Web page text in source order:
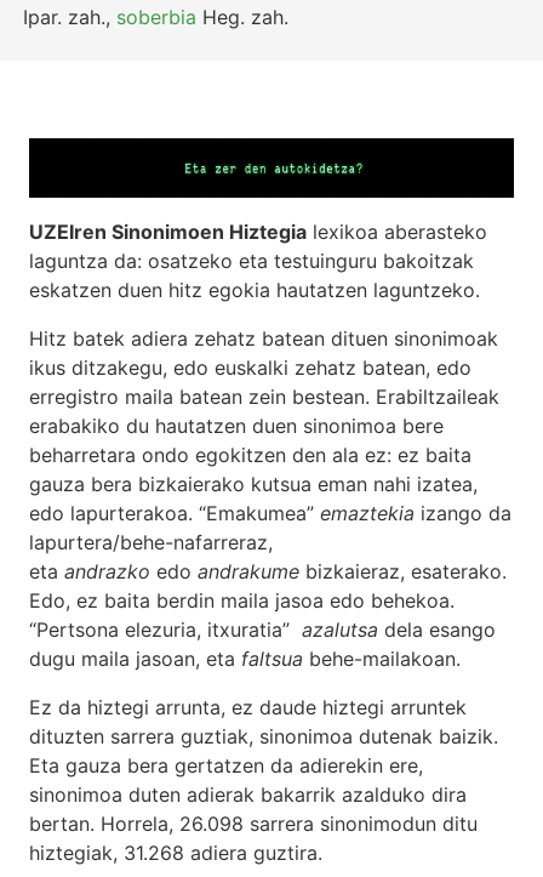
Ipar. zah., soberbia Heg. zah.
UZEIren Sinonimoen Hiztegia lexikoa aberasteko
laguntza da: osatzeko eta testuinguru bakoitzak
eskatzen duen hitz egokia hautatzen laguntzeko.
Hitz batek adiera zehatz batean dituen sinonimoak
ikus ditzakegu, edo euskalki zehatz batean, edo
erregistro maila batean zein bestean. Erabiltzaileak
erabakiko du hautatzen duen sinonimoa bere
beharretara ondo egokitzen den ala ez: ez baita
gauza bera bizkaierako kutsua eman nahi izatea,
edo lapurterakoa. “Emakumea” emaztekia izango da
lapurtera/behe-nafarreraz,
eta andrazko edo andrakume bizkaieraz, esaterako.
Edo, ez baita berdin maila jasoa edo behekoa.
“Pertsona elezuria, itxuratia” azalutsa dela esango
dugu maila jasoan, eta faltsua behe-mailakoan.
Ez da hiztegi arrunta, ez daude hiztegi arruntek
dituzten sarrera guztiak, sinonimoa dutenak baizik.
Eta gauza bera gertatzen da adierekin ere,
sinonimoa duten adierak bakarrik azalduko dira
bertan. Horrela, 26.098 sarrera sinonimodun ditu
hiztegiak, 31.268 adiera guztira.